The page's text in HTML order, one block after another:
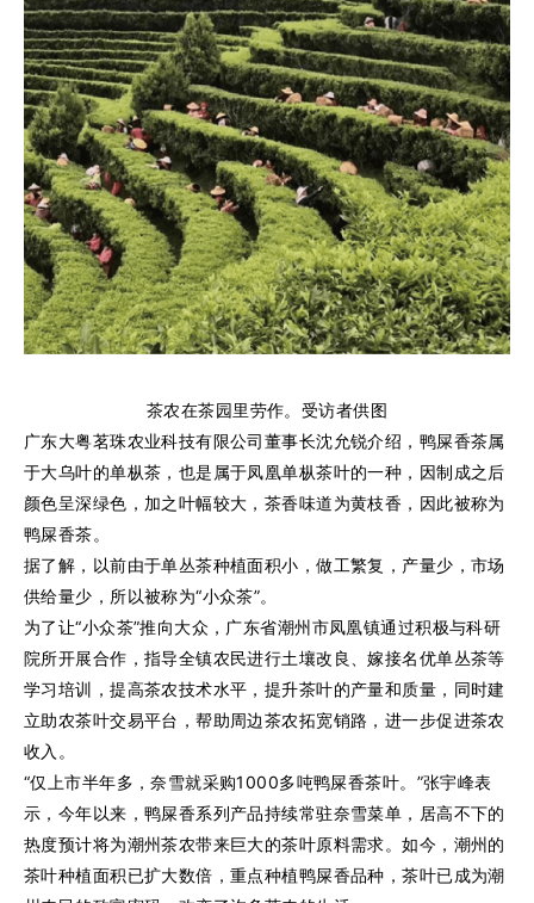
茶农在茶园里劳作。受访者供图
广东大粤茗珠农业科技有限公司董事长沈允锐介绍，鸭屎香茶属
于大乌叶的单枞茶，也是属于凤凰单枞茶叶的一种，因制成之后
颜色呈深绿色，加之叶幅较大，茶香味道为黄枝香，因此被称为
鸭屎香茶。
据了解，以前由于单丛茶种植面积小，做工繁复，产量少，市场
供给量少，所以被称为“小众茶”。
为了让“小众茶”推向大众，广东省潮州市凤凰镇通过积极与科研
院所开展合作，指导全镇农民进行土壤改良、嫁接名优单丛茶等
学习培训，提高茶农技术水平，提升茶叶的产量和质量，同时建
立助农茶叶交易平台，帮助周边茶农拓宽销路，进一步促进茶农
收入。
“仅上市半年多，奈雪就采购1000多吨鸭屎香茶叶。”张宇峰表
示，今年以来，鸭屎香系列产品持续常驻奈雪菜单，居高不下的
热度预计将为潮州茶农带来巨大的茶叶原料需求。如今，潮州的
茶叶种植面积已扩大数倍，重点种植鸭屎香品种，茶叶已成为潮